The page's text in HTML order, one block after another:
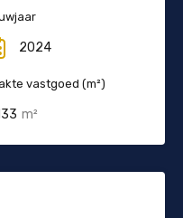
2024
vastgoed (m²)
m²